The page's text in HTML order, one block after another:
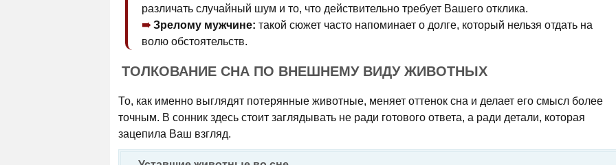
различать случайный шум и то, что действительно требует Вашего отклика.
Зрелому мужчине: такой сюжет часто напоминает о долге, который нельзя отдать на
волю обстоятельств.
ТОЛКОВАНИЕ СНА ПО ВНЕШНЕМУ ВИДУ ЖИВОТНЫХ
То, как именно выглядят потерянные животные, меняет оттенок сна и делает его смысл более
точным. В сонник здесь стоит заглядывать не ради готового ответа, а ради детали, которая
зацепила Ваш взгляд.